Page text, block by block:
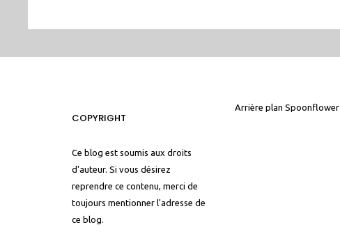
COPYRIGHT
Ce blog est soumis aux droits
d'auteur. Si vous désirez
reprendre ce contenu, merci de
toujours mentionner l'adresse de
ce blog.
Arrière plan Spoonflower